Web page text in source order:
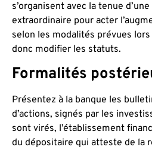
s’organisent avec la tenue
extraordinaire pour acter
selon les modalités prévues
donc modifier les statuts.
Formalités
Présentez à la banque les
d’actions, signés par les
sont virés, l’établissement
du dépositaire qui atteste de la